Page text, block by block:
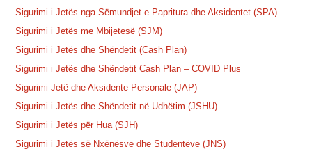
Sigurimi i Jetës nga Sëmundjet e Papritura dhe Aksidentet (SPA)
Sigurimi i Jetës me Mbijetesë (SJM)
Sigurimi i Jetës dhe Shëndetit (Cash Plan)
Sigurimi i Jetës dhe Shëndetit Cash Plan – COVID Plus
Sigurimi Jetë dhe Aksidente Personale (JAP)
Sigurimi i Jetës dhe Shëndetit në Udhëtim (JSHU)
Sigurimi i Jetës për Hua (SJH)
Sigurimi i Jetës së Nxënësve dhe Studentëve (JNS)